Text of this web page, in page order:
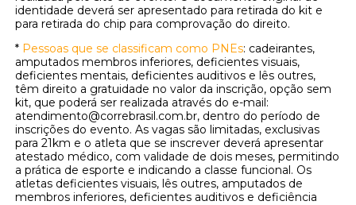
identidade deverá ser apresentado para retirada do kit e
para retirada do chip para comprovação do direito.
* Pessoas que se classificam como PNEs: cadeirantes,
amputados membros inferiores, deficientes visuais,
deficientes mentais, deficientes auditivos e lês outres,
têm direito a gratuidade no valor da inscrição, opção sem
kit, que poderá ser realizada através do e-mail:
atendimento@correbrasil.com.br, dentro do período de
inscrições do evento. As vagas são limitadas, exclusivas
para 21km e o atleta que se inscrever deverá apresentar
atestado médico, com validade de dois meses, permitindo
a prática de esporte e indicando a classe funcional. Os
atletas deficientes visuais, lês outres, amputados de
membros inferiores, deficientes auditivos e deficiência